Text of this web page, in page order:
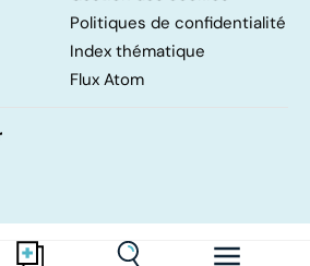
Politiques de confidentialité
Index thématique
Flux Atom